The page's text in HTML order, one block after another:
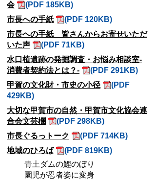
会
(PDF 185KB)
市長への手紙
(PDF 120KB)
市長への手紙 皆さんからお寄せいただ
いた声
(PDF 71KB)
水口植遺跡の発掘調査・お悩み相談室-
消費者契約法とは？-
(PDF 291KB)
甲賀の文化財・市史の小径
(PDF
429KB)
大切な甲賀市の自然・甲賀市文化協会連
合会文芸欄
(PDF 298KB)
市長ぐるっトーク
(PDF 714KB)
地域のひろば
(PDF 819KB)
青土ダムの鯉のぼり
園児が忍者姿に変身